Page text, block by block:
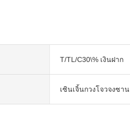
T/TL/C30\% เงินฝาก
เซินเจิ้นกวงโจวจงซาน